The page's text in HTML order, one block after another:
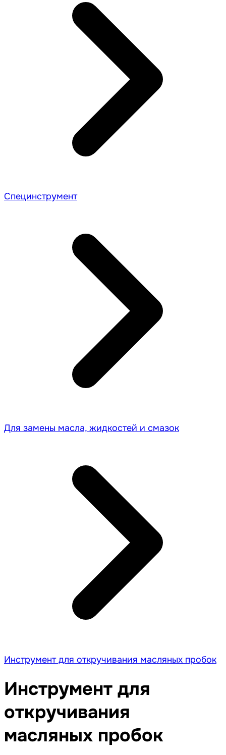
Специнструмент
Для замены масла, жидкостей и смазок
Инструмент для откручивания масляных пробок
Инструмент для
откручивания
масляных пробок